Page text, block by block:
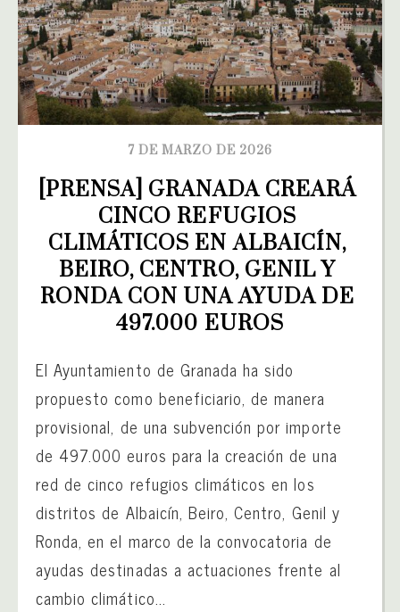
7 DE MARZO DE 2026
[PRENSA] GRANADA CREARÁ
CINCO REFUGIOS
CLIMÁTICOS EN ALBAICÍN,
BEIRO, CENTRO, GENIL Y
RONDA CON UNA AYUDA DE
497.000 EUROS
El Ayuntamiento de Granada ha sido
propuesto como beneficiario, de manera
provisional, de una subvención por importe
de 497.000 euros para la creación de una
red de cinco refugios climáticos en los
distritos de Albaicín, Beiro, Centro, Genil y
Ronda, en el marco de la convocatoria de
ayudas destinadas a actuaciones frente al
cambio climático...